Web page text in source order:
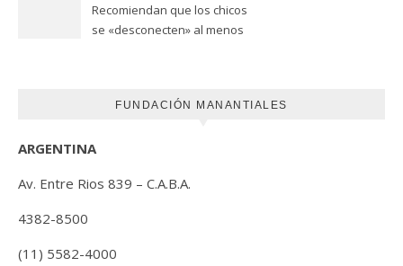
Recomiendan que los chicos
se «desconecten» al menos
FUNDACIÓN MANANTIALES
ARGENTINA
Av. Entre Rios 839 – C.A.B.A.
4382-8500
(11) 5582-4000